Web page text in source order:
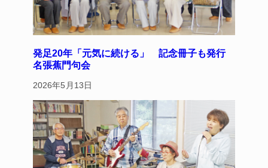
発足20年「元気に続ける」 記念冊子も発行
名張蕉門句会
2026年5月13日